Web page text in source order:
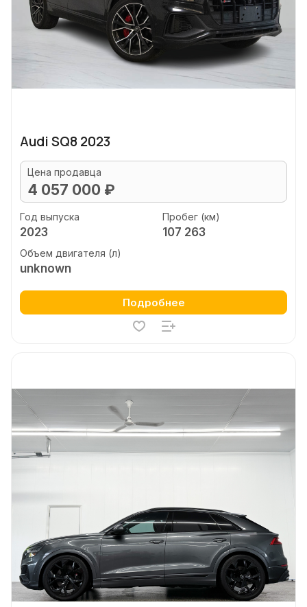
Audi SQ8 2023
Цена продавца
4 057 000 ₽
Год выпуска
2023
Пробег (км)
107 263
Объем двигателя (л)
unknown
Подробнее